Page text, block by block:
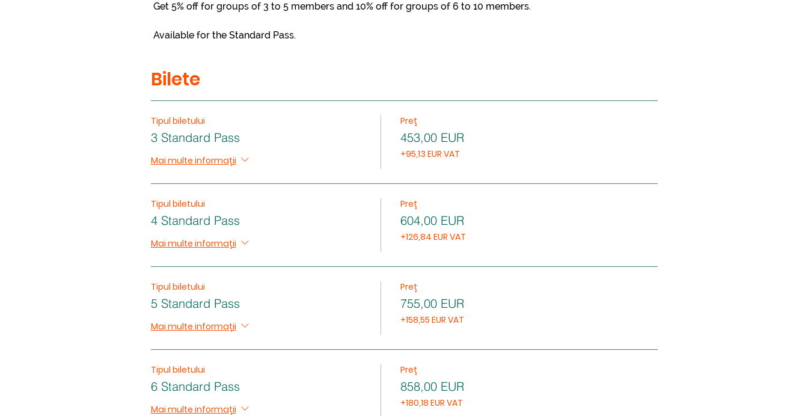
Get 5% off for groups of 3 to 5 members and 10% off for groups of 6 to 10 members.
Available for the Standard Pass.
Bilete
Tipul biletului
3 Standard Pass
Mai multe informații
Preț
453,00 EUR
+95,13 EUR VAT
Tipul biletului
4 Standard Pass
Mai multe informații
Preț
604,00 EUR
+126,84 EUR VAT
Tipul biletului
5 Standard Pass
Mai multe informații
Preț
755,00 EUR
+158,55 EUR VAT
Tipul biletului
6 Standard Pass
Mai multe informații
Preț
858,00 EUR
+180,18 EUR VAT